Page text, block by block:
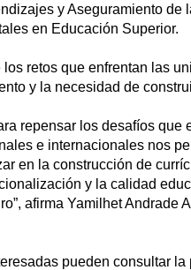
y Aseguramiento
en Educación Superior.
retos que enfrentan las
y la necesidad de
repensar los desafíos que
e internacionales nos
en la construcción de
y la calidad
afirma Yamilhet Andrade
pueden consultar